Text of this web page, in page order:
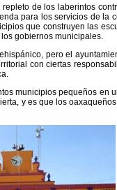
de los laberintos
para los servicios de la
que construyen las
gobiernos municipales.
pero el
con ciertas
municipios pequeños en
y es que los